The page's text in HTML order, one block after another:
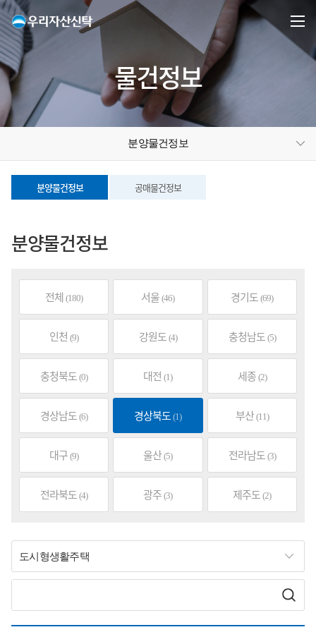
물건정보
분양물건정보
분양물건정보 공매물건정보
분양물건정보
전체 (180) 서울 (46) 경기도 (69)
인천 (9) 강원도 (4) 충청남도 (5)
충청북도 (0) 대전 (1) 세종 (2)
경상남도 (6) 경상북도 (1) 부산 (11)
대구 (9) 울산 (5) 전라남도 (3)
전라북도 (4) 광주 (3) 제주도 (2)
도시형생활주택